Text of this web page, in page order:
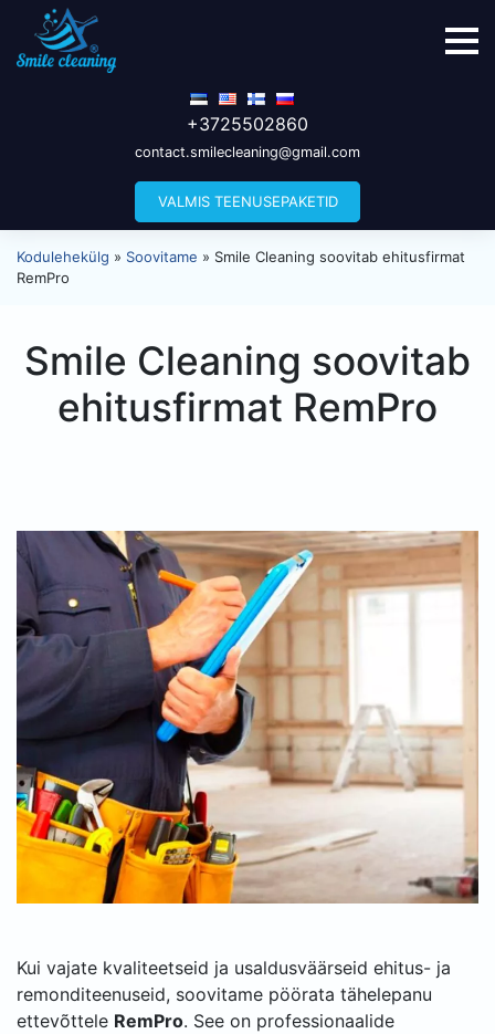
+3725502860
contact.smilecleaning@gmail.com
VALMIS TEENUSEPAKETID
Kodulehekülg » Soovitame » Smile Cleaning soovitab ehitusfirmat
RemPro
Smile Cleaning soovitab
ehitusfirmat RemPro
Kui vajate kvaliteetseid ja usaldusväärseid ehitus- ja
remonditeenuseid, soovitame pöörata tähelepanu
ettevõttele RemPro. See on professionaalide